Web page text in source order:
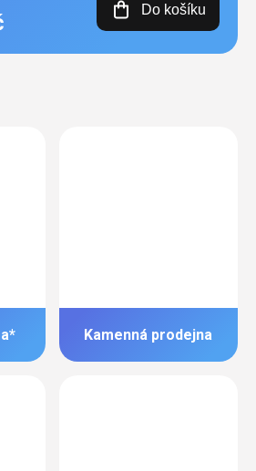
Do košíku
Kamenná prodejna